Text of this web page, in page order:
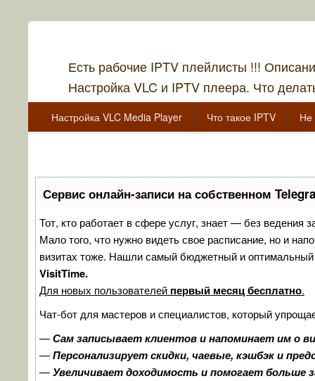
Есть рабочие IPTV плейлисты !!!
Настройка VLC и IPTV плеера. Что
Главное меню
Перейти к основному содержанию
Перейти к дополнительному содержимому
Настройка VLC Media Player Что такое IPTV Не
Сервис онлайн-записи на собственном
Тот, кто работает в сфере услуг, знает — без ведения
Мало того, что нужно видеть свое расписание, но и
визитах тоже. Нашли самый бюджетный и
VisitTime.
Для новых пользователей первый месяц бесплатно.
Чат-бот для мастеров и специалистов, который
—Сам записывает клиентов и напоминает им о
—Персонализирует скидки, чаевые, кэшбэк и
—Увеличивает доходимость и помогает больше